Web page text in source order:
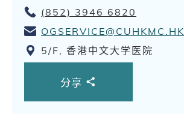
(852) 3946 6820
OGSERVICE@CUHKMC.HK
5/F, 香港中文大学医院
分享